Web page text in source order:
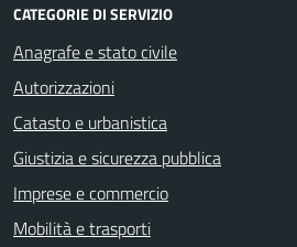
CATEGORIE DI SERVIZIO
Anagrafe e stato civile
Autorizzazioni
Catasto e urbanistica
Giustizia e sicurezza pubblica
Imprese e commercio
Mobilità e trasporti